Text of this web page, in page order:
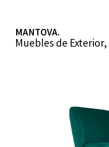
MANTOVA.
Muebles de Exterior,